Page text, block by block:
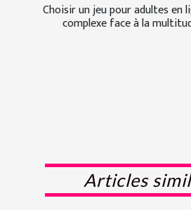
Choisir un jeu pour adultes en
complexe face à la
Articles